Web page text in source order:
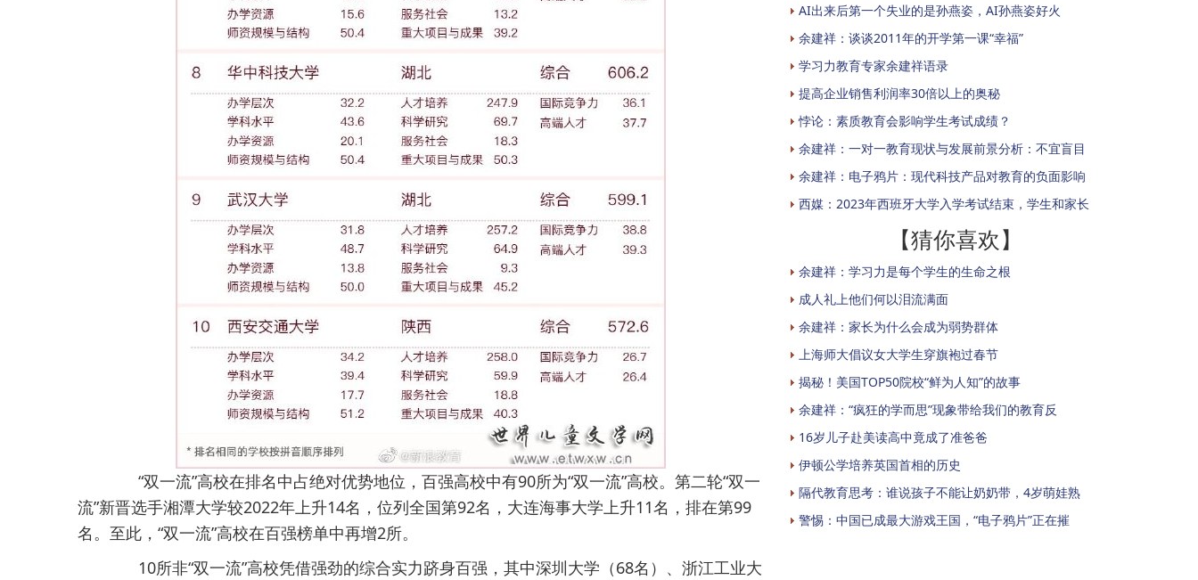
“双一流”高校在排名中占绝对优势地位，百强高校中有90所为“双一流”高校。第二轮“双一
流”新晋选手湘潭大学较2022年上升14名，位列全国第92名，大连海事大学上升11名，排在第99
名。至此，“双一流”高校在百强榜单中再增2所。
10所非“双一流”高校凭借强劲的综合实力跻身百强，其中深圳大学（68名）、浙江工业大
AI出来后第一个失业的是孙燕姿，AI孙燕姿好火
余建祥：谈谈2011年的开学第一课“幸福”
学习力教育专家余建祥语录
提高企业销售利润率30倍以上的奥秘
悖论：素质教育会影响学生考试成绩？
余建祥：一对一教育现状与发展前景分析：不宜盲目
余建祥：电子鸦片：现代科技产品对教育的负面影响
西媒：2023年西班牙大学入学考试结束，学生和家长
【猜你喜欢】
余建祥：学习力是每个学生的生命之根
成人礼上他们何以泪流满面
余建祥：家长为什么会成为弱势群体
上海师大倡议女大学生穿旗袍过春节
揭秘！美国TOP50院校“鲜为人知”的故事
余建祥：“疯狂的学而思”现象带给我们的教育反
16岁儿子赴美读高中竟成了准爸爸
伊顿公学培养英国首相的历史
隔代教育思考：谁说孩子不能让奶奶带，4岁萌娃熟
警惕：中国已成最大游戏王国，“电子鸦片”正在摧